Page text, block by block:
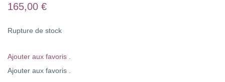
165,00 €
Rupture de stock
Ajouter aux favoris .
Ajouter aux favoris .